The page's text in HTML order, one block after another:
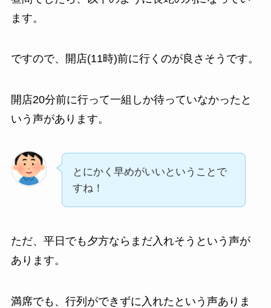
ます。
ですので、開店(11時)前に行くのが良さそうです。
開店20分前に行って一組しか待っていなかったと
いう声があります。
とにかく早めがいいということで
すね！
ただ、平日でも夕方ならまだ入れそうという声が
あります。
満席でも、行列ができずに入れたという声ありま